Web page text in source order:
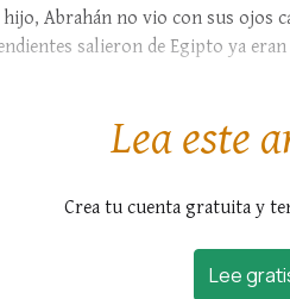
Abrahán no vio con sus ojos
salieron de Egipto ya
Lea este
Crea tu cuenta gratuita y
Lee